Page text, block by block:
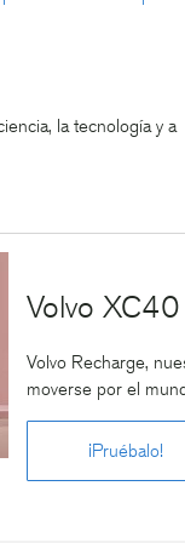
la tecnología y a
Volvo
Volvo Recharge,
moverse por el
¡Pruébalo!